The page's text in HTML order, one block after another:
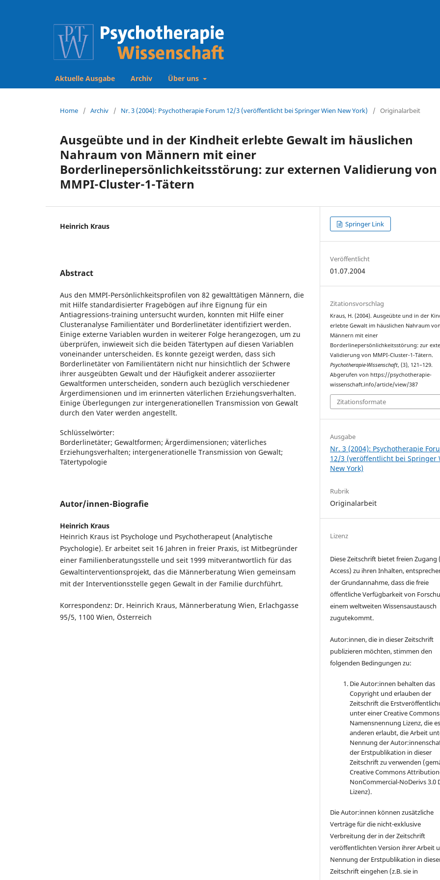
Aktuelle Ausgabe Archiv Über uns
Home / Archiv / Nr. 3 (2004): Psychotherapie Forum 12/3 (veröffentlicht bei Springer Wien New York) / Originalarbeit
Ausgeübte und in der Kindheit erlebte Gewalt im häuslichen
Nahraum von Männern mit einer
Borderlinepersönlichkeitsstörung: zur externen Validierung von
MMPI-Cluster-1-Tätern
Heinrich Kraus
Abstract
Aus den MMPI-Persönlichkeitsprofilen von 82 gewalttätigen Männern, die
mit Hilfe standardisierter Fragebögen auf ihre Eignung für ein
Antiagressions-training untersucht wurden, konnten mit Hilfe einer
Clusteranalyse Familientäter und Borderlinetäter identifiziert werden.
Einige externe Variablen wurden in weiterer Folge herangezogen, um zu
überprüfen, inwieweit sich die beiden Tätertypen auf diesen Variablen
voneinander unterscheiden. Es konnte gezeigt werden, dass sich
Borderlinetäter von Familientätern nicht nur hinsichtlich der Schwere
ihrer ausgeübten Gewalt und der Häufigkeit anderer assoziierter
Gewaltformen unterscheiden, sondern auch bezüglich verschiedener
Ärgerdimensionen und im erinnerten väterlichen Erziehungsverhalten.
Einige Überlegungen zur intergenerationellen Transmission von Gewalt
durch den Vater werden angestellt.
Schlüsselwörter:
Borderlinetäter; Gewaltformen; Ärgerdimensionen; väterliches
Erziehungsverhalten; intergenerationelle Transmission von Gewalt;
Tätertypologie
Autor/innen-Biografie
Heinrich Kraus
Heinrich Kraus ist Psychologe und Psychotherapeut (Analytische
Psychologie). Er arbeitet seit 16 Jahren in freier Praxis, ist Mitbegründer
einer Familienberatungsstelle und seit 1999 mitverantwortlich für das
Gewaltinterventionsprojekt, das die Männerberatung Wien gemeinsam
mit der Interventionsstelle gegen Gewalt in der Familie durchführt.
Korrespondenz: Dr. Heinrich Kraus, Männerberatung Wien, Erlachgasse
95/5, 1100 Wien, Österreich
Springer Link
Veröffentlicht
01.07.2004
Zitationsvorschlag
Kraus, H. (2004). Ausgeübte und in der
erlebte Gewalt im häuslichen Nahraum von
Männern mit einer
Borderlinepersönlichkeitsstörung: zur
Validierung von MMPI-Cluster-1-Tätern.
Psychotherapie-Wissenschaft, (3), 121–129.
Abgerufen von https://psychotherapie-
wissenschaft.info/article/view/387
Zitationsformate
Ausgabe
Nr. 3 (2004): Psychotherapie
12/3 (veröffentlicht bei Springer
New York)
Rubrik
Originalarbeit
Lizenz
Diese Zeitschrift bietet freien Zugang
Access) zu ihren Inhalten,
der Grundannahme, dass die freie
öffentliche Verfügbarkeit von
einem weltweiten Wissensaustausch
zugutekommt.
Autor:innen, die in dieser Zeitschrift
publizieren möchten, stimmen den
folgenden Bedingungen zu:
Die Autor:innen behalten das
Copyright und erlauben der
Zeitschrift die
unter einer Creative Commons
Namensnennung Lizenz, die es
anderen erlaubt, die Arbeit
Nennung der
der Erstpublikation in dieser
Zeitschrift zu verwenden
Creative Commons
NonCommercial-NoDerivs 3.0
Lizenz).
Die Autor:innen können zusätzliche
Verträge für die nicht-exklusive
Verbreitung der in der Zeitschrift
veröffentlichten Version ihrer Arbeit
Nennung der Erstpublikation in
Zeitschrift eingehen (z.B. sie in